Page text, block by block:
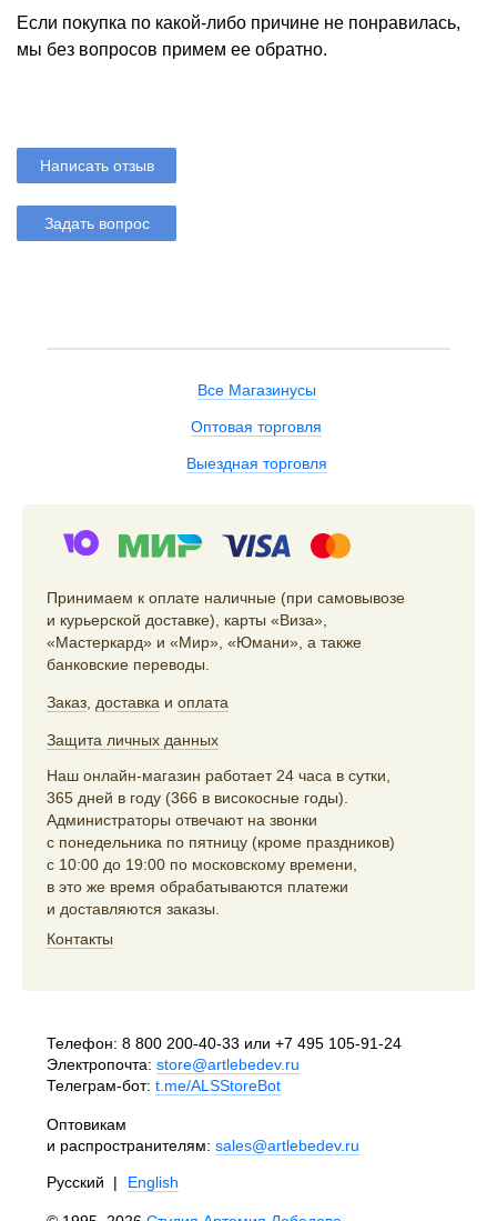
Если покупка по какой-либо причине не понравилась,
мы без вопросов примем ее обратно.
Написать отзыв
Задать вопрос
Все Магазинусы
Оптовая торговля
Выездная торговля
Принимаем к оплате наличные (при самовывозе
и курьерской доставке), карты «Виза»,
«Мастеркард» и «Мир», «Юмани», а также
банковские переводы.
Заказ доставка и оплата
Защита личных данных
Наш онлайн-магазин работает 24 часа в сутки,
365 дней в году (366 в високосные годы).
Администраторы отвечают на звонки
с понедельника по пятницу (кроме праздников)
с 10:00 до 19:00 по московскому времени,
в это же время обрабатываются платежи
и доставляются заказы.
Контакты
Телефон: 8 800 200-40-33 или +7 495 105-91-24
Электропочта: store@artlebedev.ru
Телеграм-бот: t.me/ALSStoreBot
Оптовикам
и распространителям: sales@artlebedev.ru
Русский | English